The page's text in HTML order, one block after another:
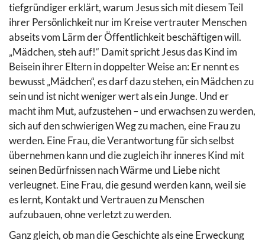
tiefgründiger erklärt, warum Jesus sich mit diesem Teil
ihrer Persönlichkeit nur im Kreise vertrauter Menschen
abseits vom Lärm der Öffentlichkeit beschäftigen will.
„Mädchen, steh auf!“ Damit spricht Jesus das Kind im
Beisein ihrer Eltern in doppelter Weise an: Er nennt es
bewusst „Mädchen“, es darf dazu stehen, ein Mädchen zu
sein und ist nicht weniger wert als ein Junge. Und er
macht ihm Mut, aufzustehen – und erwachsen zu werden,
sich auf den schwierigen Weg zu machen, eine Frau zu
werden. Eine Frau, die Verantwortung für sich selbst
übernehmen kann und die zugleich ihr inneres Kind mit
seinen Bedürfnissen nach Wärme und Liebe nicht
verleugnet. Eine Frau, die gesund werden kann, weil sie
es lernt, Kontakt und Vertrauen zu Menschen
aufzubauen, ohne verletzt zu werden.
Ganz gleich, ob man die Geschichte als eine Erweckung